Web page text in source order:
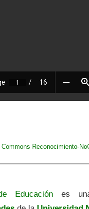
Reconocimiento-
Educación es